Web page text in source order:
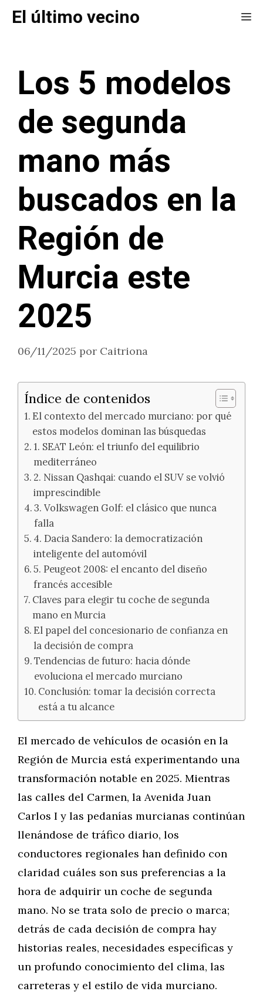
SaltarEl último vecino
Los 5 modelos
de segunda
mano más
buscados en la
Región de
Murcia este
2025
06/11/2025 por Caitriona
Índice de contenidos
El contexto del mercado murciano: por qué
estos modelos dominan las búsquedas
1. SEAT León: el triunfo del equilibrio
mediterráneo
2. Nissan Qashqai: cuando el SUV se volvió
imprescindible
3. Volkswagen Golf: el clásico que nunca
falla
4. Dacia Sandero: la democratización
inteligente del automóvil
5. Peugeot 2008: el encanto del diseño
francés accesible
Claves para elegir tu coche de segunda
mano en Murcia
El papel del concesionario de confianza en
la decisión de compra
Tendencias de futuro: hacia dónde
evoluciona el mercado murciano
Conclusión: tomar la decisión correcta
está a tu alcance
El mercado de vehículos de ocasión en la
Región de Murcia está experimentando una
transformación notable en 2025. Mientras
las calles del Carmen, la Avenida Juan
Carlos I y las pedanías murcianas continúan
llenándose de tráfico diario, los
conductores regionales han definido con
claridad cuáles son sus preferencias a la
hora de adquirir un coche de segunda
mano. No se trata solo de precio o marca;
detrás de cada decisión de compra hay
historias reales, necesidades específicas y
un profundo conocimiento del clima, las
carreteras y el estilo de vida murciano.